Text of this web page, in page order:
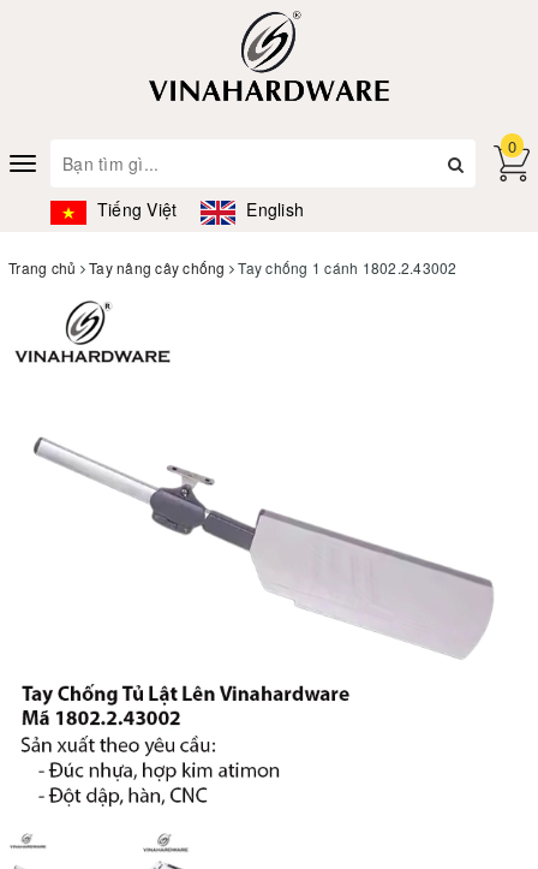
Toggle
navigation
Tiếng Việt English
0
Trang chủ Tay nâng cây chống Tay chống 1 cánh 1802.2.43002